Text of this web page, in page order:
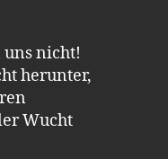
nicht!
herunter,
Wucht